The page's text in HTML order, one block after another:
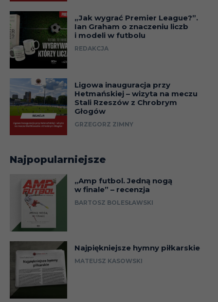
„Jak wygrać Premier League?”.
Ian Graham o znaczeniu liczb
i modeli w futbolu
REDAKCJA
Ligowa inauguracja przy
Hetmańskiej – wizyta na meczu
Stali Rzeszów z Chrobrym
Głogów
GRZEGORZ ZIMNY
Najpopularniejsze
„Amp futbol. Jedną nogą
w finale” – recenzja
BARTOSZ BOLESŁAWSKI
Najpiękniejsze hymny piłkarskie
MATEUSZ KASOWSKI